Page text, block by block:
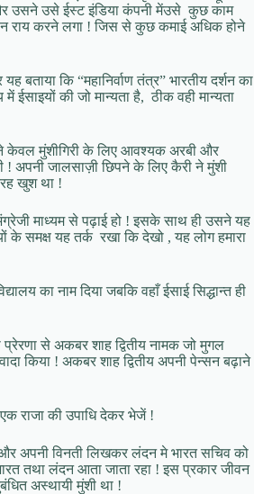
और उसने उसे ईस्ट इंडिया कंपनी मेंउसे कुछ काम
राय करने लगा ! जिस से कुछ कमाई अधिक होने
बताया कि “महानिर्वाण तंत्र” भारतीय दर्शन का
की जो मान्यता है, ठीक वही मान्यता
केवल मुंशीगिरी के लिए आवश्यक अरबी और
! अपनी जालसाज़ी छिपने के लिए कैरी ने मुंशी
खुश था !
माध्यम से पढ़ाई हो ! इसके साथ ही उसने यह
समक्ष यह तर्क रखा कि देखो , यह लोग हमारा
का नाम दिया जबकि वहाँ ईसाई सिद्धान्त ही
से अकबर शाह द्वितीय नामक जो मुगल
किया ! अकबर शाह द्वितीय अपनी पेन्सन बढ़ाने
राजा की उपाधि देकर भेजें !
अपनी विनती लिखकर लंदन मे भारत सचिव को
तथा लंदन आता जाता रहा ! इस प्रकार जीवन
अस्थायी मुंशी था !